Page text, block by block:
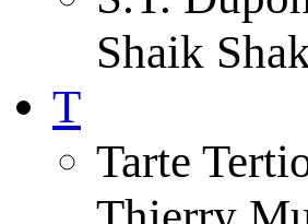
Shaik
T
Tarte